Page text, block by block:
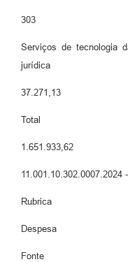
303
Serviços de tecnologia
jurídica
37.271,13
Total
1.651.933,62
Rubrica
Despesa
Fonte